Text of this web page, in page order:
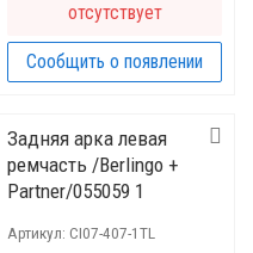
отсутствует
Сообщить о появлении
Задняя арка левая
ремчасть /Berlingo +
Partner/055059 1
Артикул: CI07-407-1TL